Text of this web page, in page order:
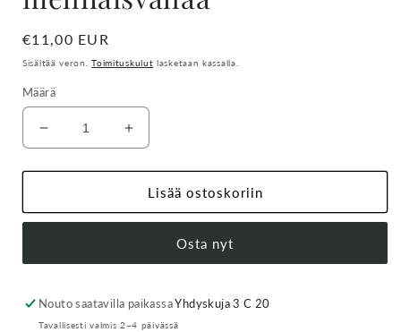
Normaalihinta
€11,00 EUR
Sisältää veron.Toimituskulut lasketaan kassalla.
Määrä
Vähennä
tuotteen
Enkelikellon
mehiläisvahaa
Lisää
tuotteen
Enkelikellon
kynttilät,
mehiläisvahaa
Lisää ostoskoriin
Osta nyt
Nouto saatavilla paikassaYhdyskuja 3 C 20
Tavallisesti valmis 2–4 päivässä